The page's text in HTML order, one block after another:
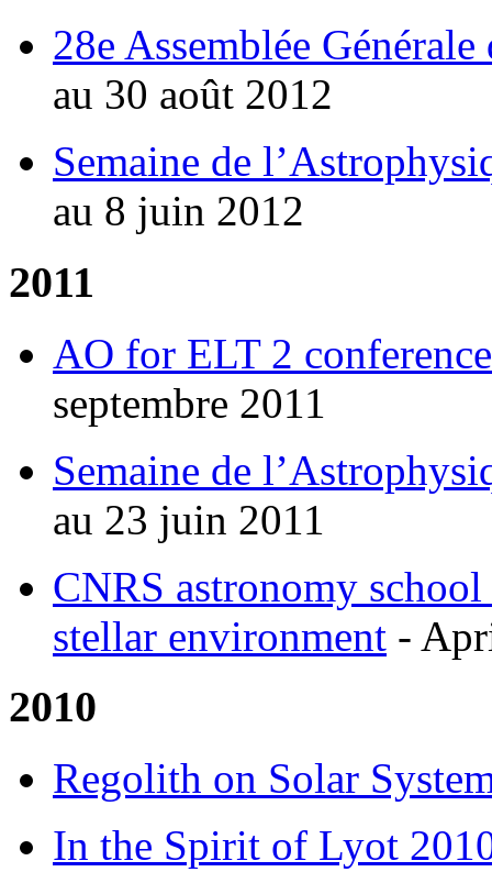
28e Assemblée
au 30 août 2012
Semaine de
au 8 juin 2012
2011
AO for ELT 2 conference
septembre 2011
Semaine de
au 23 juin 2011
CNRS astronomy
stellar environment -
2010
Regolith on Solar
In the Spirit of Lyot